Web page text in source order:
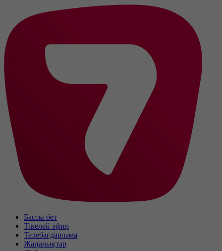
Басты бет
Тікелей эфир
Телебағдарлама
Жаңалықтар